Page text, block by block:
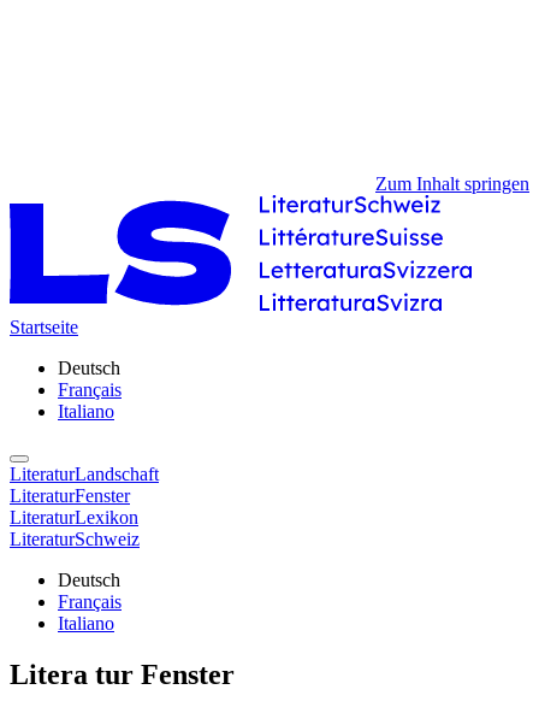
Zum Inhalt springen
Startseite
Deutsch
Français
Italiano
LiteraturLandschaft
LiteraturFenster
LiteraturLexikon
LiteraturSchweiz
Deutsch
Français
Italiano
Litera tur Fenster